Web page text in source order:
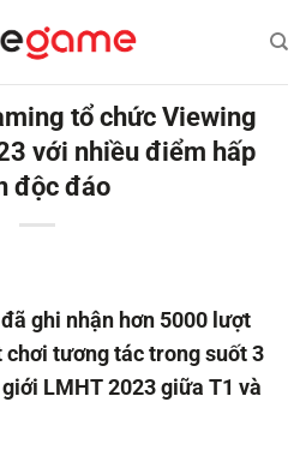
tổ chức Viewing
với nhiều điểm hấp
độc đáo
ghi nhận hơn 5000 lượt
tương tác trong suốt 3
LMHT 2023 giữa T1 và